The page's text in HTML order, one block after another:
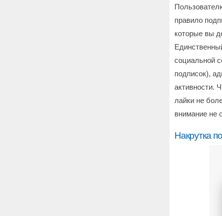
правило
которые вы
социальной
подписок),
активности.
лайки не
внимание не
Накрутка